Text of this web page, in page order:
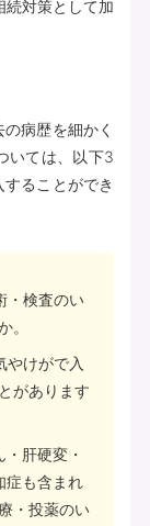
続対策として加
病歴を細かく
いては、以下3
ることができ
・検査のい
。
やけがで入
があります
肝硬変・
症も含まれ
・投薬のい